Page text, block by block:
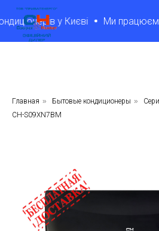
у Києві Ми працюємо:
Главная » Бытовые кондиционеры »
CH-S09XN7BM